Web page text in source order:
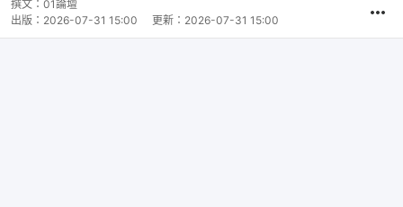
撰文： 01論壇
出版： 2026-07-31 15:00 更新： 2026-07-31 15:00